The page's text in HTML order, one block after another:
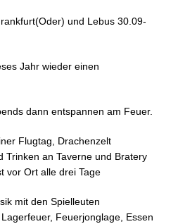
und Lebus 30.09-
Jahr wieder einen
dann entspannen am Feuer.
Flugtag, Drachenzelt
Trinken an Taverne und Bratery
vor Ort alle drei Tage
mit den Spielleuten
Feuerjonglage, Essen